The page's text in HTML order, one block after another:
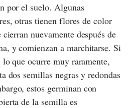
por el suelo. Algunas
otras tienen flores de color
nuevamente después de
y comienzan a marchitarse. Si
que ocurre muy raramente,
dos semillas negras y redondas
estos germinan con
de la semilla es